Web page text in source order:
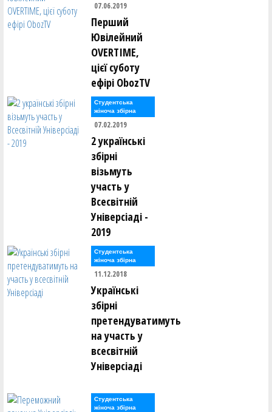
07.06.2019
Перший
Ювілейний
OVERTIME,
цієї суботу
ефірі ObozTV
Студентська
жіноча збірна
07.02.2019
2 українські
збірні
візьмуть
участь у
Всесвітній
Універсіаді -
2019
Студентська
жіноча збірна
11.12.2018
Українські
збірні
претендуватимуть
на участь у
всесвітній
Універсіаді
Студентська
жіноча збірна